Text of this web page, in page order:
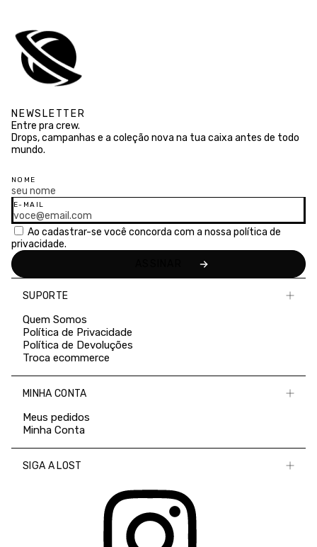
NEWSLETTER
Entre pra crew.
Drops, campanhas e a coleção nova na tua caixa antes de todo
mundo.
NOME
E-MAIL
Ao cadastrar-se você concorda com a nossa política de
privacidade.
SUPORTE
Quem Somos
Política de Privacidade
Política de Devoluções
Troca ecommerce
MINHA CONTA
Meus pedidos
Minha Conta
SIGA A LOST